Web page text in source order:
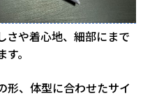
さや着心地、細部にまで
。
形、体型に合わせたサイ